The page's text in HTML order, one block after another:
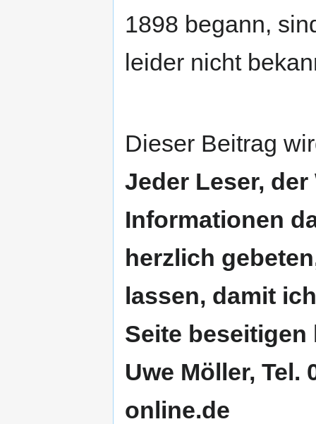
1898 begann,
leider nicht
Dieser Beitrag
Jeder Leser,
Informationen
herzlich
lassen, damit
Seite beseitigen
Uwe Möller, Tel.
online.de